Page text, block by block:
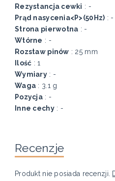
Rezystancja cewki : -
Prąd nasycenia<P>(50Hz) : -
Strona pierwotna : -
Wtórne : -
Rozstaw pinów : 25 mm
Ilość : 1
Wymiary: -
Waga : 3.1 g
Pozycja: -
Inne cechy: -
Recenzje
Produkt nie posiada recenzji.